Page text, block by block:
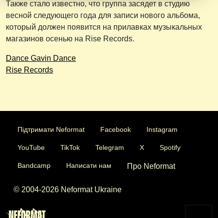
Также стало известно, что группа засядет в студию
весной следующего года для записи нового альбома,
который должен появится на прилавках музыкальных
магазинов осенью на Rise Records.
Dance Gavin Dance
Rise Records
Підтримати Neformat Facebook Instagram
YouTube TikTok Telegram X Spotify
Bandcamp Написати нам Про Neformat
© 2004-2026 Neformat Ukraine